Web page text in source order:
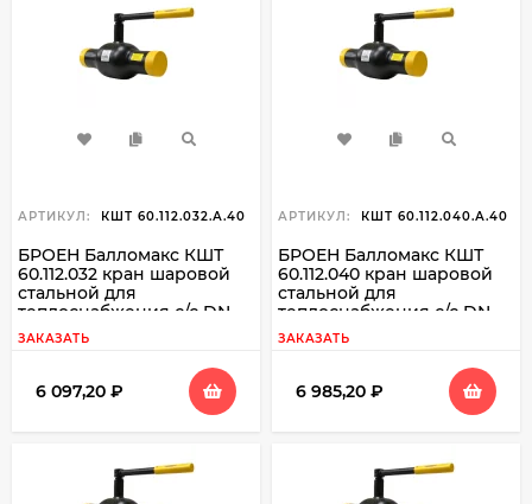
АРТИКУЛ: КШТ 60.112.032.А.40
БРОЕН Балломакс КШТ
60.112.032 кран шаровой
стальной для
теплоснабжения с/с DN
032 PN 40
ЗАКАЗАТЬ
6 097,20 ₽
АРТИКУЛ: КШТ 60.112.040.А.40
БРОЕН Балломакс КШТ
60.112.040 кран шаровой
стальной для
теплоснабжения с/с DN
040 PN 40
ЗАКАЗАТЬ
6 985,20 ₽